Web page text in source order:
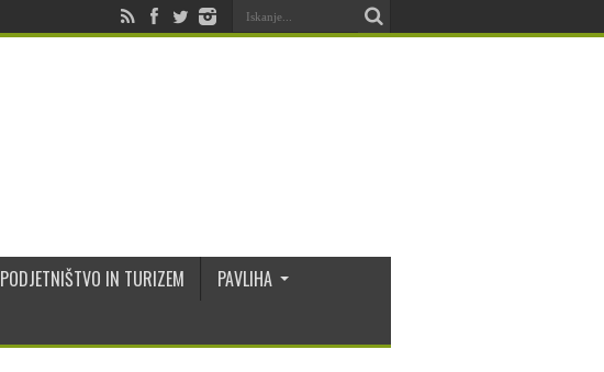
PODJETNIŠTVO IN TURIZEM
PAVLIHA